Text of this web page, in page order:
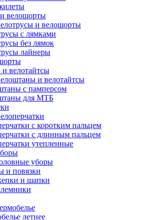
велошорты
и велошорты
с лямками
без лямок
лайнеры
велотайтсы
и велотайтсы
с памперсом
для МТБ
с коротким пальцем
с длинным пальцем
утепленные
уборы
и повязки
и шапки
летнее